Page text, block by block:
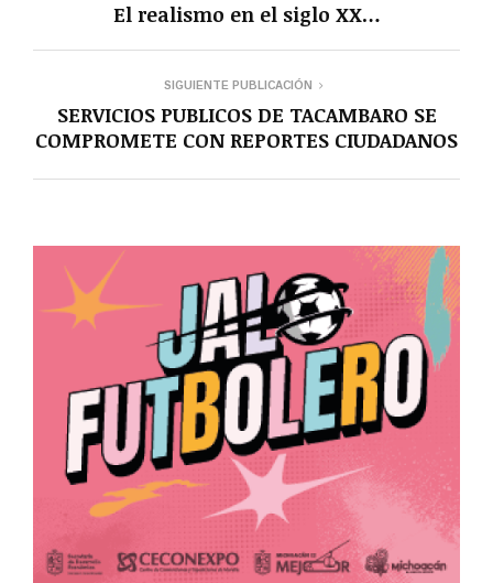
El realismo en el siglo XX…
SIGUIENTE PUBLICACIÓN
SERVICIOS PUBLICOS DE TACAMBARO SE
COMPROMETE CON REPORTES CIUDADANOS